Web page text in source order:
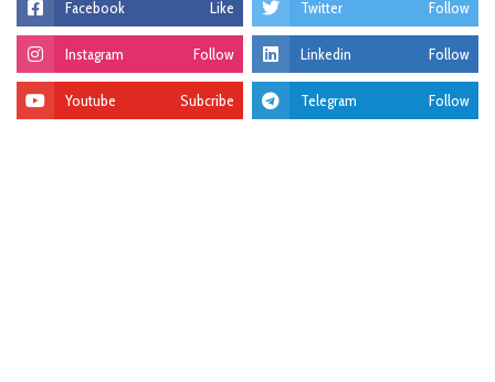
Facebook Like Twitter Follow
Instagram Follow Linkedin Follow
Youtube Subcribe Telegram Follow